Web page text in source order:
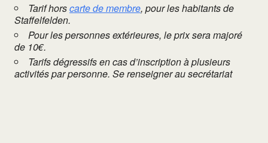
Tarif horscarte de membre, pour les habitants de
Staffelfelden.
Pour les personnes extérieures, le prix sera majoré
de 10€.
Tarifs dégressifs en cas d’inscription à plusieurs
activités par personne. Se renseigner au secrétariat